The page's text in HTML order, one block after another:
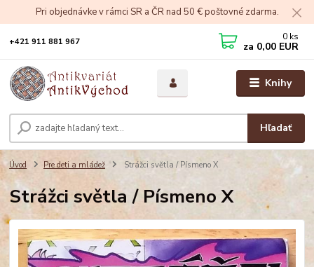
Pri objednávke v rámci SR a ČR nad 50 € poštovné zdarma.
Knihy
Hľadať
+421 911 881 967 0 ks
za 0,00 EUR
Úvod Pre deti a mládež Strážci světla / Písmeno X
Strážci světla / Písmeno X